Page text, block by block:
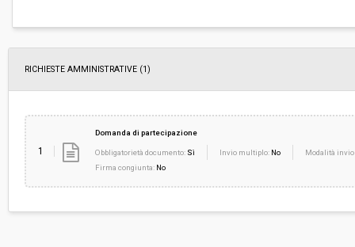
RICHIESTE AMMINISTRATIVE (1)
1
Domanda di partecipazione
Obbligatorietà documento: Sì Invio multiplo: No
Modalità
Firma congiunta: No